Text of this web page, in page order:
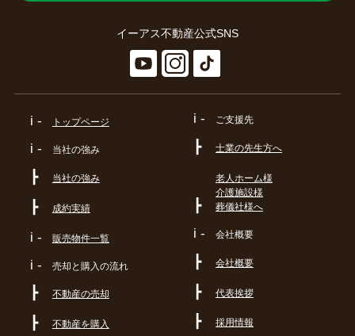
【成約御礼】大阪市鶴見区浜３丁目 戸建
大阪市鶴見区の戸建売却はイーアス不動産にお任せください。
【成約御礼】リバーガーデンこのはな
この度もたくさんのお問い合わせをいただきありがとうございました。
大阪市此花区のマンション売却はイーアス不動産にお任せください。
2026.07.05
【成約御礼】クレイドル谷町
この度もたくさんのお問い合わせをいただきありがとうございました。
イーアス不動産公式SNS
i - トップページ
i - 当社の強み
┣ 当社の強み
┣ 成約実績
i - 販売物件一覧
i - 売却と購入の流れ
┣ 不動産の売却
┣ 不動産を購入
i - ご支援先
┣ 士業の先生方へ
┣
老人ホーム様
介護施設様
葬儀社様へ
i - 会社概要
┣ 会社概要
┣ 代表挨拶
┣ 採用情報